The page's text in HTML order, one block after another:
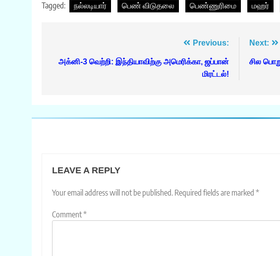
Tagged: நல்லடியார் பெண் விடுதலை பெண்ணுரிமை மஹர்
navigation
Previous:
அக்னி-3 வெற்றி: இந்தியாவிற்கு அமெரிக்கா, ஜப்பான்
மிரட்டல்!
Next:
சில
LEAVE A REPLY
Your email address will not be published. Required fields are marked *
Comment*